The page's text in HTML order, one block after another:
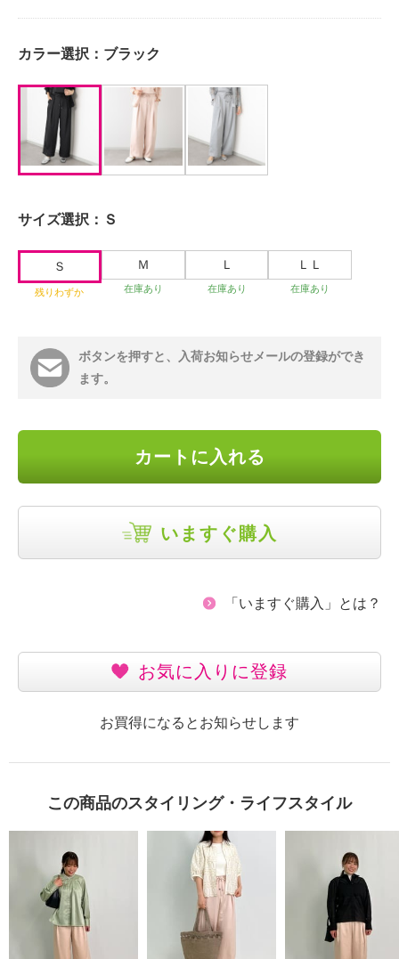
カラー選択： ブラック
サイズ選択： Ｓ
Ｓ
残りわずか
Ｍ
在庫あり
Ｌ
在庫あり
ＬＬ
在庫あり
ボタンを押すと、入荷お知らせメールの登録ができ
ます。
カートに入れる
いますぐ購入
「いますぐ購入」とは？
お気に入りに登録
お買得になるとお知らせします
この商品のスタイリング・ライフスタイル